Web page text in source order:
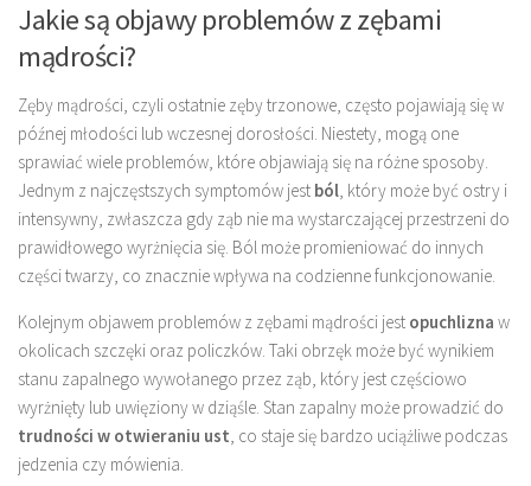
Jakie są objawy problemów z zębami
mądrości?
Zęby mądrości, czyli ostatnie zęby trzonowe, często pojawiają się w
późnej młodości lub wczesnej dorosłości. Niestety, mogą one
sprawiać wiele problemów, które objawiają się na różne sposoby.
Jednym z najczęstszych symptomów jest ból, który może być ostry i
intensywny, zwłaszcza gdy ząb nie ma wystarczającej przestrzeni do
prawidłowego wyrżnięcia się. Ból może promieniować do innych
części twarzy, co znacznie wpływa na codzienne funkcjonowanie.
Kolejnym objawem problemów z zębami mądrości jest opuchlizna w
okolicach szczęki oraz policzków. Taki obrzęk może być wynikiem
stanu zapalnego wywołanego przez ząb, który jest częściowo
wyrżnięty lub uwięziony w dziąśle. Stan zapalny może prowadzić do
trudności w otwieraniu ust, co staje się bardzo uciążliwe podczas
jedzenia czy mówienia.